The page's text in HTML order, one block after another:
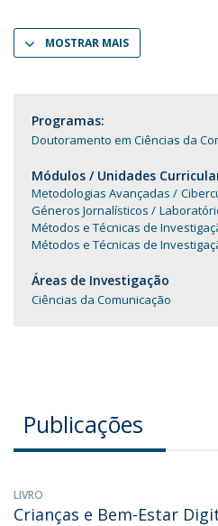
MYFCH
and
MOSTRAR MAIS
Programas:
Doutoramento em Ciências da
Módulos / Unidades
Metodologias Avançadas
Géneros Jornalísticos
Métodos e Técnicas de
Métodos e Técnicas de
Áreas de Investigação
Ciências da Comunicação
Publicações
LIVRO
Crianças e Bem-Estar